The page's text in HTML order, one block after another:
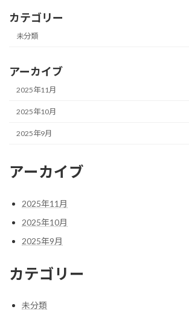
カテゴリー
未分類
アーカイブ
2025年11月
2025年10月
2025年9月
アーカイブ
2025年11月
2025年10月
2025年9月
カテゴリー
未分類